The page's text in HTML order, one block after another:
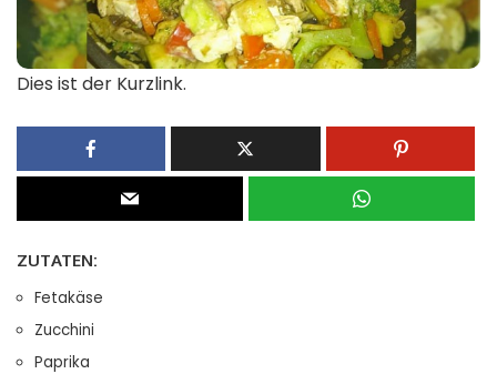
Dies ist der Kurzlink.
ZUTATEN:
Fetakäse
Zucchini
Paprika